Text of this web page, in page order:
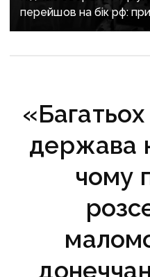
перейшов на бік рф:
з «Азовсталі»
держава
чому